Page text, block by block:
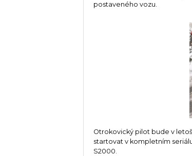
postaveného vozu.
Otrokovický pilot bude v
startovat v kompletním
S2000.